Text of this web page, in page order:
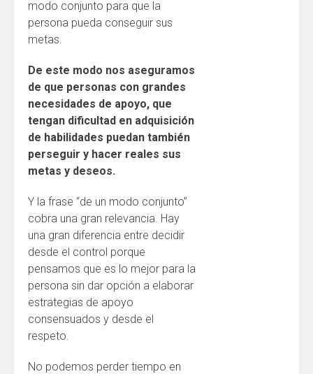
modo conjunto para que la
persona pueda conseguir sus
metas.
De este modo nos aseguramos
de que personas con grandes
necesidades de apoyo, que
tengan dificultad en adquisición
de habilidades puedan también
perseguir y hacer reales sus
metas y deseos.
Y la frase “de un modo conjunto”
cobra una gran relevancia. Hay
una gran diferencia entre decidir
desde el control porque
pensamos que es lo mejor para la
persona sin dar opción a elaborar
estrategias de apoyo
consensuados y desde el
respeto.
No podemos perder tiempo en